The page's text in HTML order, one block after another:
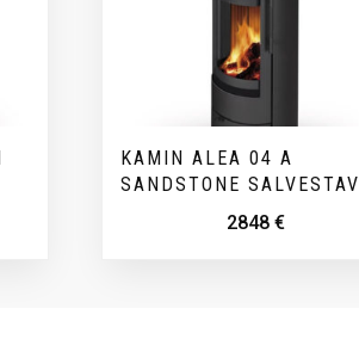
KAMIN ALEA 04 A
SANDSTONE SALVESTAV
2848 €